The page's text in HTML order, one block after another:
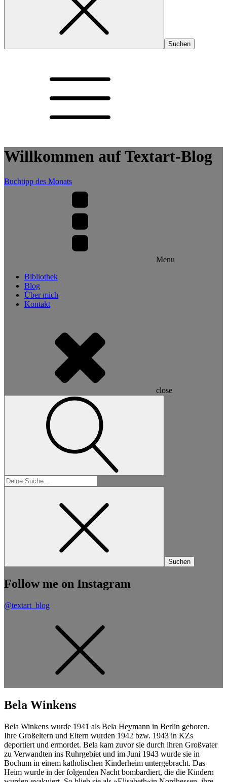
Willkommen auf Textart-Blog
Buchtipp des Monats
Menu
Bibliothek
Blog
Über mich
Kontakt
close
Suchen
nach:
Follow me on Instagram
@textart_blog
Bela Winkens
Bela Winkens wurde 1941 als Bela Heymann in Berlin geboren.
Ihre Großeltern und Eltern wurden 1942 bzw. 1943 in KZs
deportiert und ermordet. Bela kam zuvor sie durch ihren Großvater
zu Verwandten ins Ruhrgebiet und im Juni 1943 wurde sie in
Bochum in einem katholischen Kinderheim untergebracht. Das
Heim wurde in der folgenden Nacht bombardiert, die die Kindern